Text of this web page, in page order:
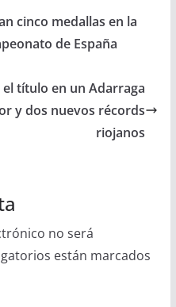
cinco medallas en la
de España
título en un Adarraga
y dos nuevos récords
riojanos
no será
están marcados